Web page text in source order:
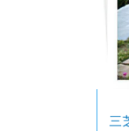
三